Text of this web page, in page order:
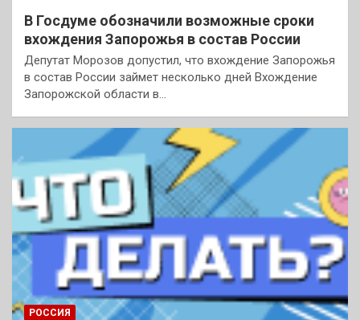
В Госдуме обозначили возможные сроки
вхождения Запорожья в состав России
Депутат Морозов допустил, что вхождение Запорожья
в состав России займет несколько дней Вхождение
Запорожской области в…
РОССИЯ